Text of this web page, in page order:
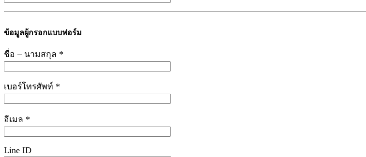
ข้อมูลผู้กรอกแบบฟอร์ม
ชื่อ – นามสกุล *
เบอร์โทรศัพท์ *
อีเมล *
Line ID